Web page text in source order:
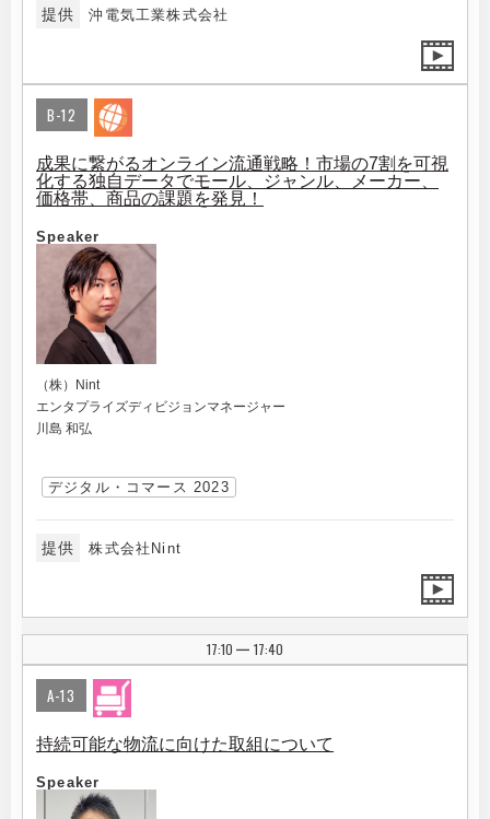
提供 沖電気工業株式会社
B-12
成果に繋がるオンライン流通戦略！市場の7割を可視
化する独自データでモール、ジャンル、メーカー、
価格帯、商品の課題を発見！
Speaker
（株）Nint
エンタプライズディビジョンマネージャー
川島 和弘
デジタル・コマース 2023
提供 株式会社Nint
17:10 | 17:40
A-13
持続可能な物流に向けた取組について
Speaker